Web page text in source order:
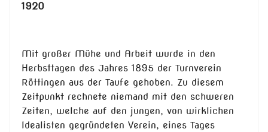
1920
Mit großer Mühe und Arbeit wurde in den
Herbsttagen des Jahres 1895 der Turnverein
Röttingen aus der Taufe gehoben. Zu diesem
Zeitpunkt rechnete niemand mit den schweren
Zeiten, welche auf den jungen, von wirklichen
Idealisten gegründeten Verein, eines Tages